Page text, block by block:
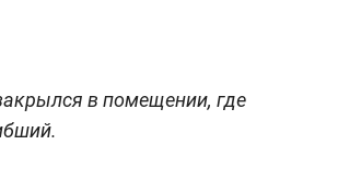
в помещении, где